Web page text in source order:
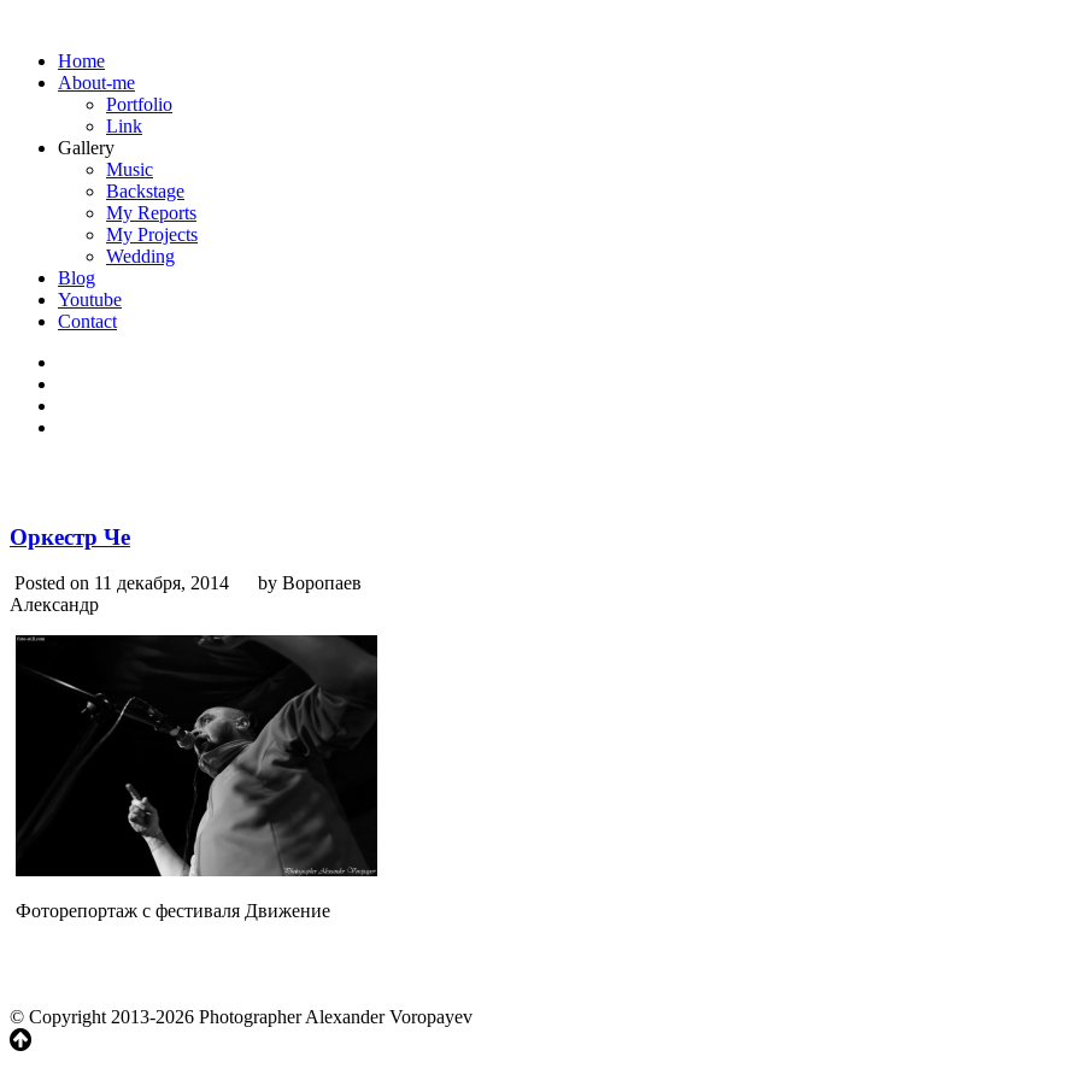
Home
About-me
Portfolio
Link
Gallery
Music
Backstage
My Reports
My Projects
Wedding
Blog
Youtube
Contact
Оркестр Че
Posted on 11 декабря, 2014
by Воропаев
Александр
Фоторепортаж с фестиваля Движение
© Copyright 2013-2026 Photographer Alexander Voropayev